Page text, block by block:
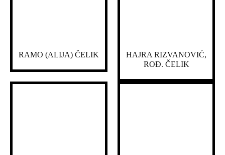
RAMO (ALIJA) ČELIK
HAJRA RIZVANOVIĆ,
ROĐ. ČELIK